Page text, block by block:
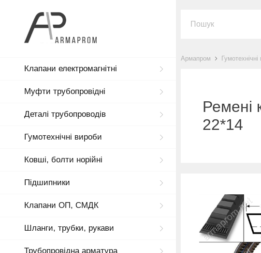
Клапани електромагнітні
Муфти трубопровідні
Деталі трубопроводів
Гумотехнічні вироби
Ковші, болти норійні
Підшипники
Клапани ОП, СМДК
Шланги, трубки, рукави
Трубопровідна арматура
Армапром
Ремені
22*14